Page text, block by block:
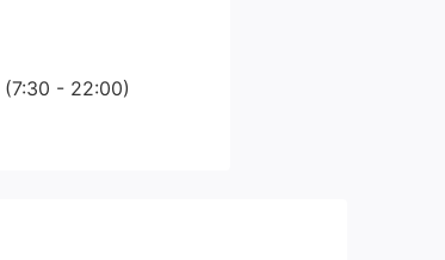
(7:30 - 22:00)